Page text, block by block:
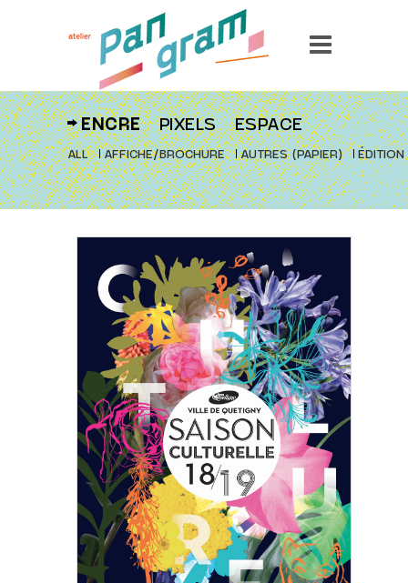
ENCRE PIXELS ESPACE
ALL AFFICHE/BROCHURE AUTRES (PAPIER) ÉDITION